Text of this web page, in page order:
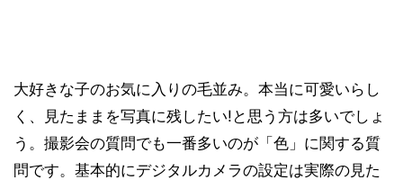
大好きな子のお気に入りの毛並み。本当に可愛いらし
く、見たままを写真に残したい!と思う方は多いでしょ
う。撮影会の質問でも一番多いのが「色」に関する質
問です。基本的にデジタルカメラの設定は実際の見た